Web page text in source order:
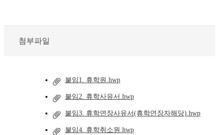
첨부파일
붙임1. 휴학원.hwp
붙임2. 휴학사유서.hwp
붙임3. 휴학연장사유서(휴학연장자해당).hwp
붙임4. 휴학취소원.hwp